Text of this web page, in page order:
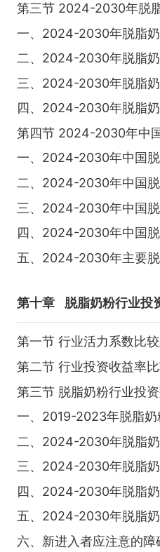
第三节 2024-2030年脱
一、2024-2030年脱脂
二、2024-2030年脱脂
三、2024-2030年脱脂
四、2024-2030年脱脂
第四节 2024-2030年中
一、2024-2030年中国
二、2024-2030年中国
三、2024-2030年中国
四、2024-2030年中国
五、2024-2030年主要
第十章 脱脂奶粉行业投
第一节 行业活力系数比
第二节 行业投资收益率
第三节 脱脂奶粉行业投
一、2019-2023年脱脂
二、2024-2030年脱脂
三、2024-2030年脱脂
四、2024-2030年脱脂
五、2024-2030年脱脂
六、新进入者应注意的障